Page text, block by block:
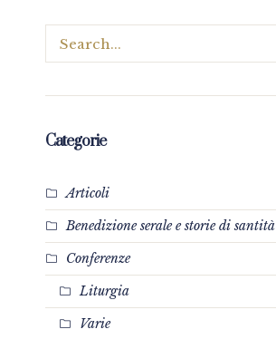
Categorie
Articoli
Benedizione serale e storie di santità
Conferenze
Liturgia
Varie